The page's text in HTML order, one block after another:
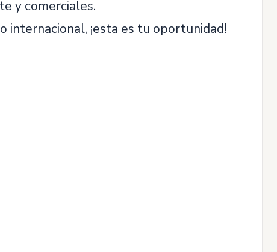
y comerciales.
¡esta es tu oportunidad!